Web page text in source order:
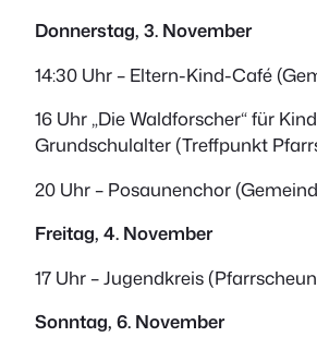
Donnerstag, 3. November
14:30 Uhr – Eltern-Kind-Café
16 Uhr „Die Waldforscher“ für
Grundschulalter (Treffpunkt
20 Uhr – Posaunenchor
Freitag, 4. November
17 Uhr – Jugendkreis
Sonntag, 6. November